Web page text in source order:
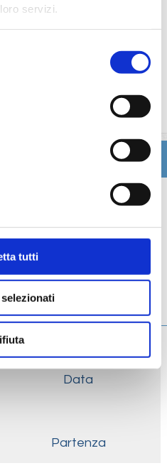
servizi.
tutti
a terra nel corso della crociera,
(parrucchiere, massaggi,
navigazione internet,
Data
Partenza